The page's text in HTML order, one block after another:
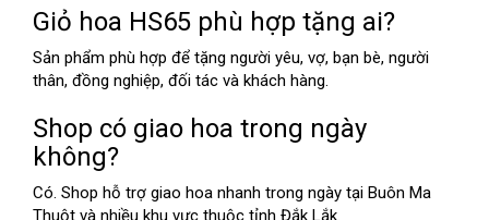
Giỏ hoa HS65 phù hợp tặng ai?
Sản phẩm phù hợp để tặng người yêu, vợ, bạn bè, người
thân, đồng nghiệp, đối tác và khách hàng.
Shop có giao hoa trong ngày
không?
Có. Shop hỗ trợ giao hoa nhanh trong ngày tại Buôn Ma
Thuột và nhiều khu vực thuộc tỉnh Đắk Lắk.